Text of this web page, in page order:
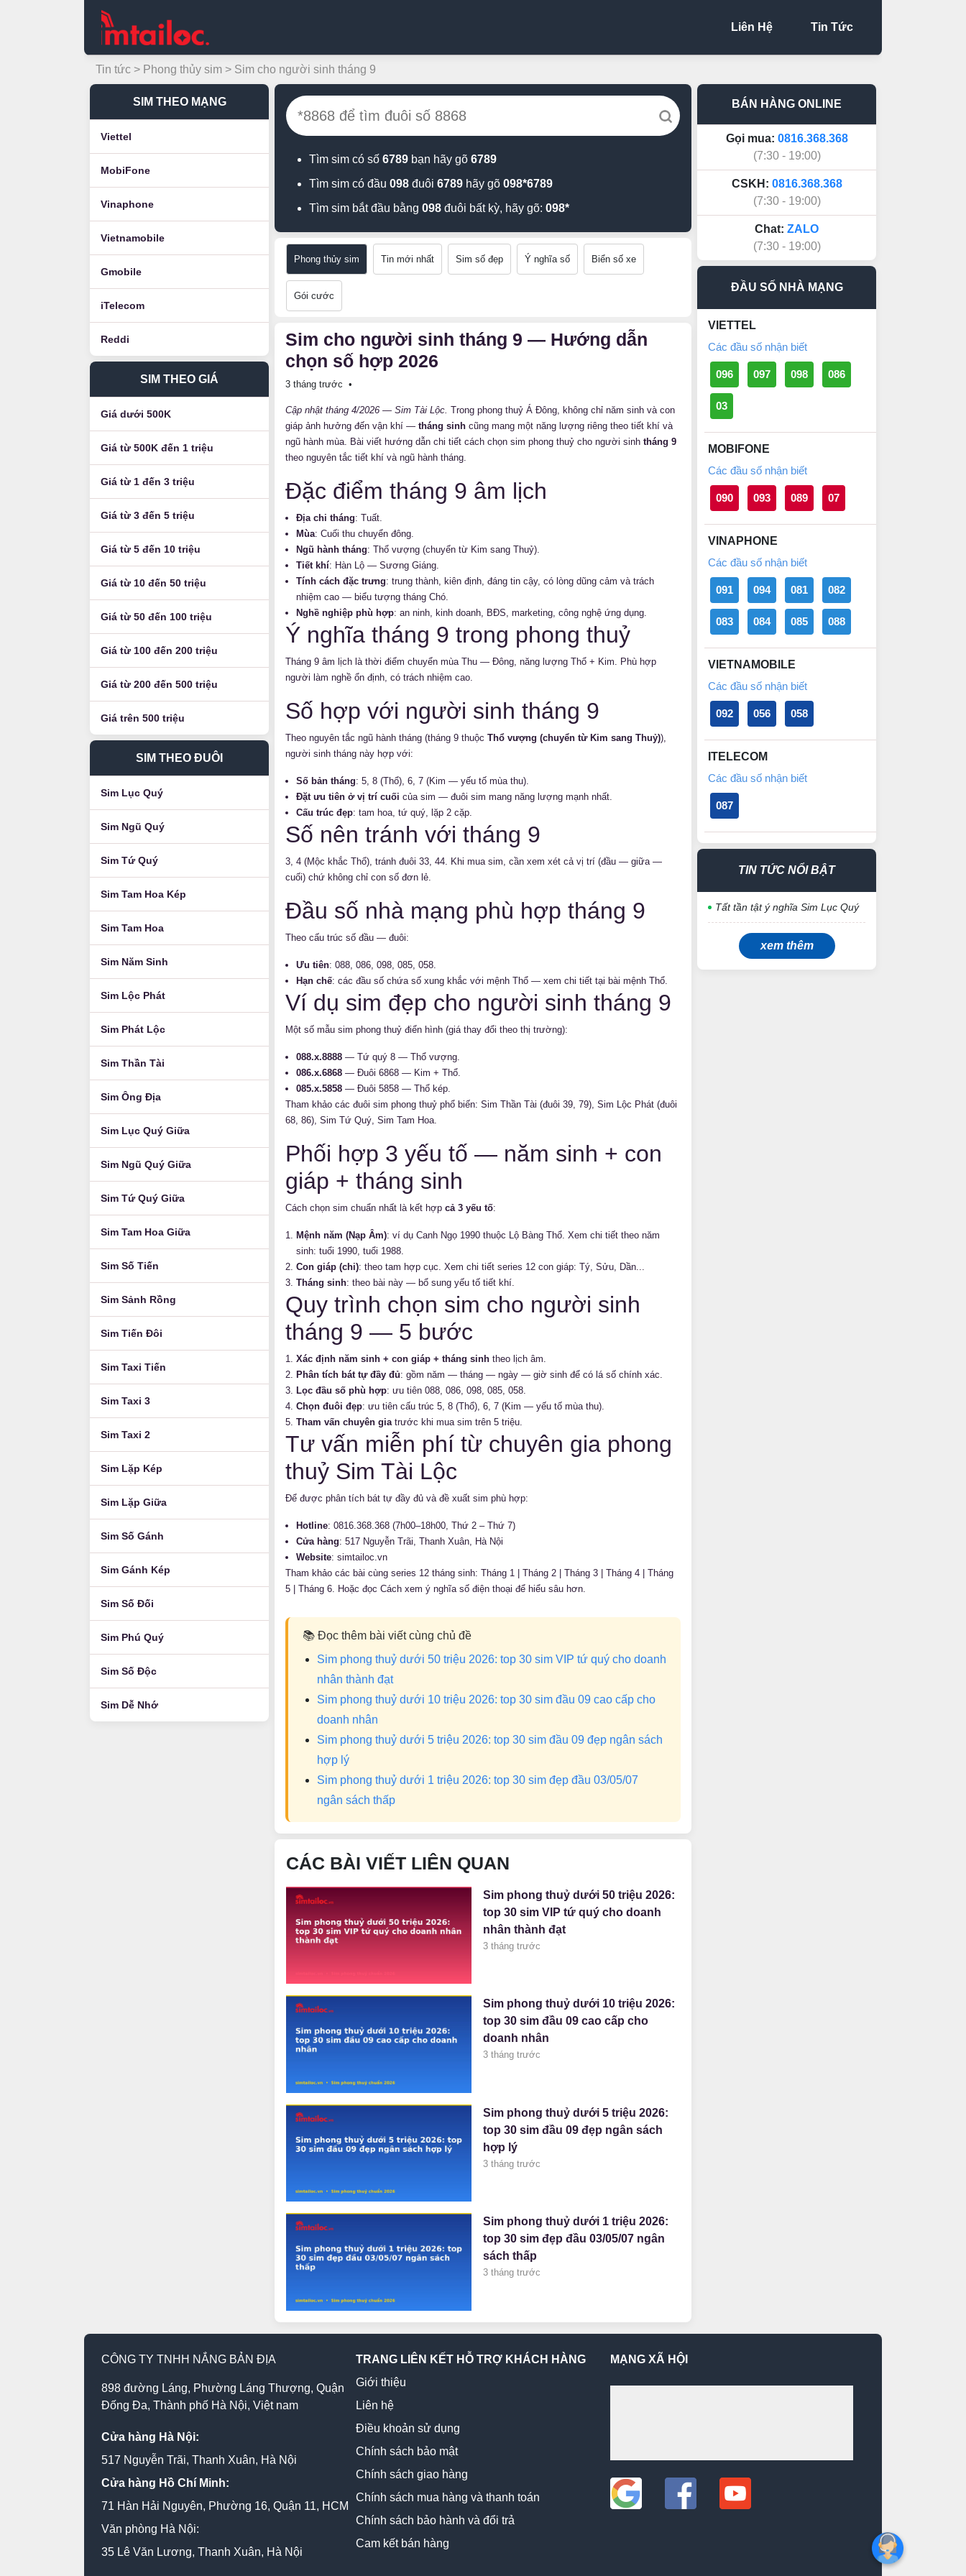
Liên Hệ Tin Tức
Tin tức > Phong thủy sim > Sim cho người sinh tháng 9
SIM THEO MẠNG
Viettel
MobiFone
Vinaphone
Vietnamobile
Gmobile
iTelecom
Reddi
SIM THEO GIÁ
Giá dưới 500K
Giá từ 500K đến 1 triệu
Giá từ 1 đến 3 triệu
Giá từ 3 đến 5 triệu
Giá từ 5 đến 10 triệu
Giá từ 10 đến 50 triệu
Giá từ 50 đến 100 triệu
Giá từ 100 đến 200 triệu
Giá từ 200 đến 500 triệu
Giá trên 500 triệu
SIM THEO ĐUÔI
Sim Lục Quý
Sim Ngũ Quý
Sim Tứ Quý
Sim Tam Hoa Kép
Sim Tam Hoa
Sim Năm Sinh
Sim Lộc Phát
Sim Phát Lộc
Sim Thần Tài
Sim Ông Địa
Sim Lục Quý Giữa
Sim Ngũ Quý Giữa
Sim Tứ Quý Giữa
Sim Tam Hoa Giữa
Sim Số Tiến
Sim Sảnh Rồng
Sim Tiến Đôi
Sim Taxi Tiến
Sim Taxi 3
Sim Taxi 2
Sim Lặp Kép
Sim Lặp Giữa
Sim Số Gánh
Sim Gánh Kép
Sim Số Đối
Sim Phú Quý
Sim Số Độc
Sim Dễ Nhớ
Tìm sim có số 6789 bạn hãy gõ 6789
Tìm sim có đầu 098 đuôi 6789 hãy gõ 098*6789
Tìm sim bắt đầu bằng 098 đuôi bất kỳ, hãy gõ: 098*
Tin mới nhất Sim số đẹp Ý nghĩa số
Phong thủy sim Biển số xe
Gói cước
Sim cho người sinh tháng 9 — Hướng dẫn
chọn số hợp 2026
3 tháng trước •
Cập nhật tháng 4/2026 — Sim Tài Lộc. Trong phong thuỷ Á Đông, không chỉ năm sinh và con
giáp ảnh hưởng đến vận khí — tháng sinh cũng mang một năng lượng riêng theo tiết khí và
ngũ hành mùa. Bài viết hướng dẫn chi tiết cách chọn sim phong thuỷ cho người sinh tháng 9
theo nguyên tắc tiết khí và ngũ hành tháng.
Đặc điểm tháng 9 âm lịch
Địa chi tháng: Tuất.
Mùa: Cuối thu chuyển đông.
Ngũ hành tháng: Thổ vượng (chuyển từ Kim sang Thuỷ).
Tiết khí: Hàn Lộ — Sương Giáng.
Tính cách đặc trưng: trung thành, kiên định, đáng tin cậy, có lòng dũng cảm và trách
nhiệm cao — biểu tượng tháng Chó.
Nghề nghiệp phù hợp: an ninh, kinh doanh, BĐS, marketing, công nghệ ứng dụng.
Ý nghĩa tháng 9 trong phong thuỷ
Tháng 9 âm lịch là thời điểm chuyển mùa Thu — Đông, năng lượng Thổ + Kim. Phù hợp
người làm nghề ổn định, có trách nhiệm cao.
Số hợp với người sinh tháng 9
Theo nguyên tắc ngũ hành tháng (tháng 9 thuộc Thổ vượng (chuyển từ Kim sang Thuỷ)),
người sinh tháng này hợp với:
Số bản tháng: 5, 8 (Thổ), 6, 7 (Kim — yếu tố mùa thu).
Đặt ưu tiên ở vị trí cuối của sim — đuôi sim mang năng lượng mạnh nhất.
Cấu trúc đẹp: tam hoa, tứ quý, lặp 2 cặp.
Số nên tránh với tháng 9
3, 4 (Mộc khắc Thổ), tránh đuôi 33, 44. Khi mua sim, cần xem xét cả vị trí (đầu — giữa —
cuối) chứ không chỉ con số đơn lẻ.
Đầu số nhà mạng phù hợp tháng 9
Theo cấu trúc số đầu — đuôi:
Ưu tiên: 088, 086, 098, 085, 058.
Hạn chế: các đầu số chứa số xung khắc với mệnh Thổ — xem chi tiết tại bài mệnh Thổ.
Ví dụ sim đẹp cho người sinh tháng 9
Một số mẫu sim phong thuỷ điển hình (giá thay đổi theo thị trường):
088.x.8888 — Tứ quý 8 — Thổ vượng.
086.x.6868 — Đuôi 6868 — Kim + Thổ.
085.x.5858 — Đuôi 5858 — Thổ kép.
Tham khảo các đuôi sim phong thuỷ phổ biến: Sim Thần Tài (đuôi 39, 79), Sim Lộc Phát (đuôi
68, 86), Sim Tứ Quý, Sim Tam Hoa.
Phối hợp 3 yếu tố — năm sinh + con
giáp + tháng sinh
Cách chọn sim chuẩn nhất là kết hợp cả 3 yếu tố:
Mệnh năm (Nạp Âm): ví dụ Canh Ngọ 1990 thuộc Lộ Bàng Thổ. Xem chi tiết theo năm
sinh: tuổi 1990, tuổi 1988.
Con giáp (chi): theo tam hợp cục. Xem chi tiết series 12 con giáp: Tý, Sửu, Dần...
Tháng sinh: theo bài này — bổ sung yếu tố tiết khí.
Quy trình chọn sim cho người sinh
tháng 9 — 5 bước
Xác định năm sinh + con giáp + tháng sinh theo lịch âm.
Phân tích bát tự đầy đủ: gồm năm — tháng — ngày — giờ sinh để có lá số chính xác.
Lọc đầu số phù hợp: ưu tiên 088, 086, 098, 085, 058.
Chọn đuôi đẹp: ưu tiên cấu trúc 5, 8 (Thổ), 6, 7 (Kim — yếu tố mùa thu).
Tham vấn chuyên giatrước khi mua sim trên 5 triệu.
Tư vấn miễn phí từ chuyên gia phong
thuỷ Sim Tài Lộc
Để được phân tích bát tự đầy đủ và đề xuất sim phù hợp:
Hotline: 0816.368.368 (7h00–18h00, Thứ 2 – Thứ 7)
Cửa hàng: 517 Nguyễn Trãi, Thanh Xuân, Hà Nội
Website: simtailoc.vn
Tham khảo các bài cùng series 12 tháng sinh: Tháng 1 Tháng 2 Tháng 3 Tháng 4
Tháng
5
Tháng 6. Hoặc đọc Cách xem ý nghĩa số điện thoại để hiểu sâu hơn.
📚 Đọc thêm bài viết cùng chủ đề
Sim phong thuỷ dưới 50 triệu 2026: top 30 sim VIP tứ quý cho doanh
nhân thành đạt
Sim phong thuỷ dưới 10 triệu 2026: top 30 sim đầu 09 cao cấp cho
doanh nhân
Sim phong thuỷ dưới 5 triệu 2026: top 30 sim đầu 09 đẹp ngân sách
hợp lý
Sim phong thuỷ dưới 1 triệu 2026: top 30 sim đẹp đầu 03/05/07
ngân sách thấp
CÁC BÀI VIẾT LIÊN QUAN
Sim phong thuỷ dưới 50 triệu 2026:
top 30 sim VIP tứ quý cho doanh
nhân thành đạt
3 tháng trước
Sim phong thuỷ dưới 10 triệu 2026:
top 30 sim đầu 09 cao cấp cho
doanh nhân
3 tháng trước
Sim phong thuỷ dưới 5 triệu 2026:
top 30 sim đầu 09 đẹp ngân sách
hợp lý
3 tháng trước
Sim phong thuỷ dưới 1 triệu 2026:
top 30 sim đẹp đầu 03/05/07 ngân
sách thấp
3 tháng trước
BÁN HÀNG ONLINE
Gọi mua: 0816.368.368
(7:30 - 19:00)
CSKH: 0816.368.368
(7:30 - 19:00)
Chat: ZALO
(7:30 - 19:00)
ĐẦU SỐ NHÀ MẠNG
VIETTEL
Các đầu số nhận biết
096 097 098 086
03
MOBIFONE
Các đầu số nhận biết
090 093 089 07
VINAPHONE
Các đầu số nhận biết
091 094 081 082
083 084 085 088
VIETNAMOBILE
Các đầu số nhận biết
092 056 058
ITELECOM
Các đầu số nhận biết
087
TIN TỨC NỔI BẬT
Tất tần tật ý nghĩa Sim Lục Quý
xem thêm
CÔNG TY TNHH NẮNG BẢN ĐỊA
898 đường Láng, Phường Láng Thượng, Quận
Đống Đa, Thành phố Hà Nội, Việt nam
Cửa hàng Hà Nội:
517 Nguyễn Trãi, Thanh Xuân, Hà Nội
Cửa hàng Hồ Chí Minh:
71 Hàn Hải Nguyên, Phường 16, Quận 11, HCM
Văn phòng Hà Nội:
35 Lê Văn Lương, Thanh Xuân, Hà Nội
TRANG LIÊN KẾT HỖ TRỢ KHÁCH HÀNG
Giới thiệu
Liên hệ
Điều khoản sử dụng
Chính sách bảo mật
Chính sách giao hàng
Chính sách mua hàng và thanh toán
Chính sách bảo hành và đổi trả
Cam kết bán hàng
MẠNG XÃ HỘI